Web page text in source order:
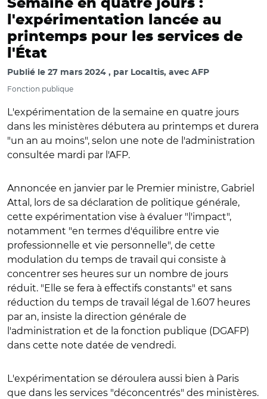
Semaine en quatre jours :
l'expérimentation lancée au
printemps pour les services de
l'État
Publié le 27 mars 2024 par Localtis, avec AFP
Fonction publique
L'expérimentation de la semaine en quatre jours
dans les ministères débutera au printemps et durera
"un an au moins", selon une note de l'administration
consultée mardi par l'AFP.
Annoncée en janvier par le Premier ministre, Gabriel
Attal, lors de sa déclaration de politique générale,
cette expérimentation vise à évaluer "l'impact",
notamment "en termes d'équilibre entre vie
professionnelle et vie personnelle", de cette
modulation du temps de travail qui consiste à
concentrer ses heures sur un nombre de jours
réduit. "Elle se fera à effectifs constants" et sans
réduction du temps de travail légal de 1.607 heures
par an, insiste la direction générale de
l'administration et de la fonction publique (DGAFP)
dans cette note datée de vendredi.
L'expérimentation se déroulera aussi bien à Paris
que dans les services "déconcentrés" des ministères.